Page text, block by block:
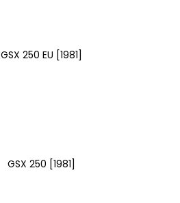
GSX 250 EU [1981]
GSX 250 [1981]